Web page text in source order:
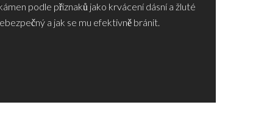
podle příznaků jako krvácení dásní a žluté
a jak se mu efektivně bránit.